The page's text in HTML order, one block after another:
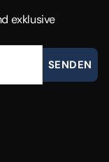
exklusive
SENDEN